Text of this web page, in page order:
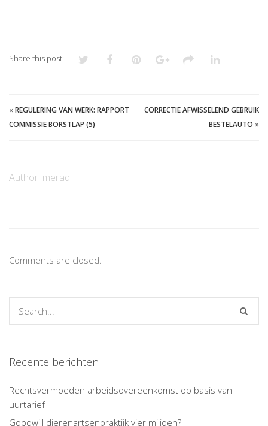
Share this post:
«REGULERING VAN WERK: RAPPORT
COMMISSIE BORSTLAP (5)
CORRECTIE AFWISSELEND GEBRUIK
BESTELAUTO »
Author: merad
Comments are closed.
Recente berichten
Rechtsvermoeden arbeidsovereenkomst op basis van
uurtarief
Goodwill dierenartsenpraktijk vier miljoen?